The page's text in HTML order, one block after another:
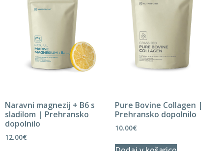
Naravni magnezij + B6 s
sladilom | Prehransko
dopolnilo
12.00€
Pure Bovine Collagen |
Prehransko dopolnilo
10.00€